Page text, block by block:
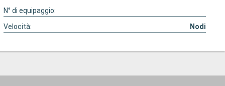
N° di equipaggio:
Velocità: Nodi